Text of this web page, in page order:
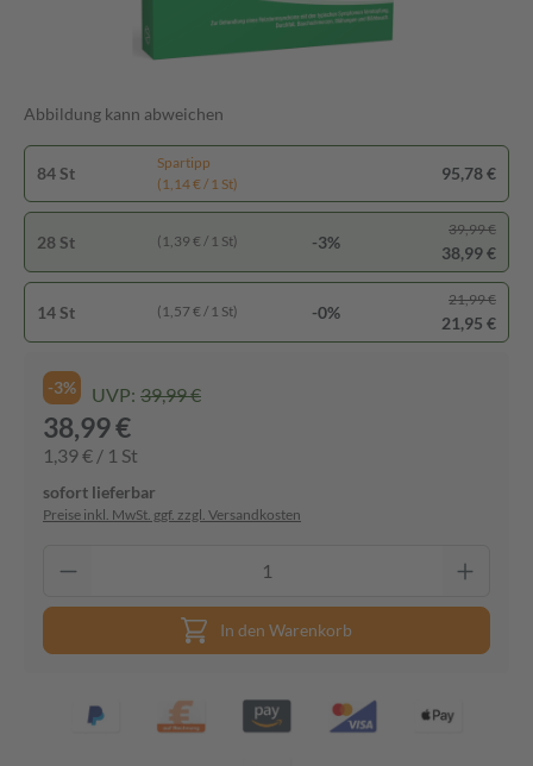
Abbildung kann abweichen
84 St
Spartipp
(1,14 € / 1 St)
95,78 €
28 St (1,39 € / 1 St) -3%
39,99 €
38,99 €
14 St (1,57 € / 1 St) -0%
21,99 €
21,95 €
-3% UVP: 39,99 €
38,99 €
1,39 € / 1 St
sofort lieferbar
Preise inkl. MwSt. ggf. zzgl. Versandkosten
In den Warenkorb